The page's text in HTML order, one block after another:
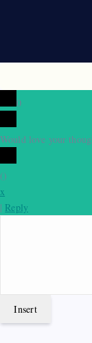
0
Would love your
()
x
| Reply
Insert